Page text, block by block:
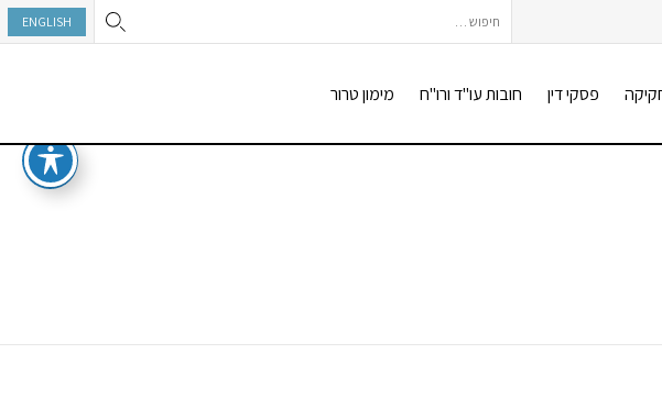
ENGLISH חיפוש:
פסקי דין חובות עו"ד ורו"ח מימון טרור